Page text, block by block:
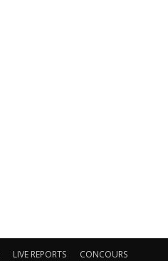
LIVE REPORTS CONCOURS